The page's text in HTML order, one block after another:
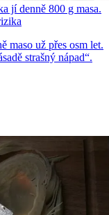
jí denně 800 g masa.
maso už přes osm let.
strašný nápad“.